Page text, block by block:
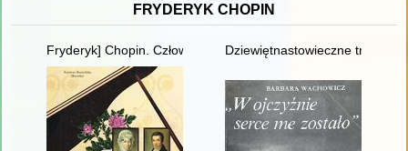
FRYDERYK CHOPIN
Fryderyk] Chopin. Człowiek, dzieło, rezonans
Dziewiętnastowieczne